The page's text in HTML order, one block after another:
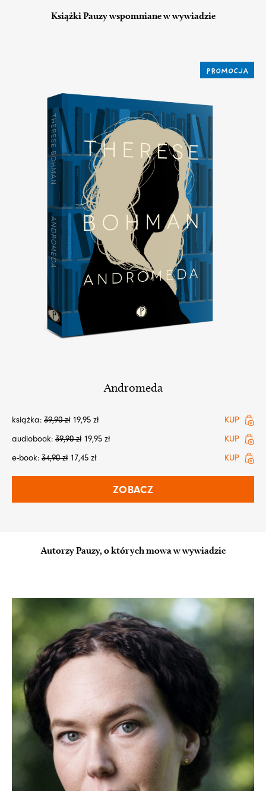
Książki Pauzy wspomniane w wywiadzie
PROMOCJA
Andromeda
książka: 39,90zł 19,95 zł
KUP
audiobook: 39,90zł 19,95 zł
KUP
e-book: 34,90zł 17,45 zł KUP
ZOBACZ
Autorzy Pauzy, o których mowa w wywiadzie